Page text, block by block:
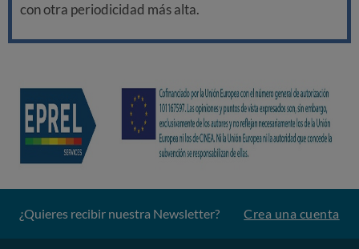
con otra periodicidad más alta.
¿Quieres recibir nuestra Newsletter? Crea una cuenta